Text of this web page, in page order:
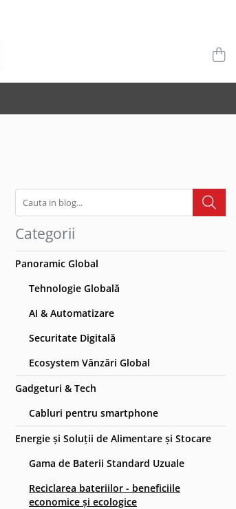
Categorii
Panoramic Global
Tehnologie Globală
AI & Automatizare
Securitate Digitală
Ecosystem Vânzări Global
Gadgeturi & Tech
Cabluri pentru smartphone
Energie și Soluții de Alimentare și Stocare
Gama de Baterii Standard Uzuale
Reciclarea bateriilor - beneficiile
economice și ecologice